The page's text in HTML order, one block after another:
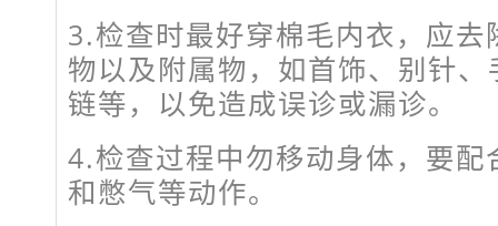
3.检查时最好穿棉毛内衣，应
物以及附属物，如首饰、别针
链等，以免造成误诊或漏诊。
4.检查过程中勿移动身体，要配
和憋气等动作。